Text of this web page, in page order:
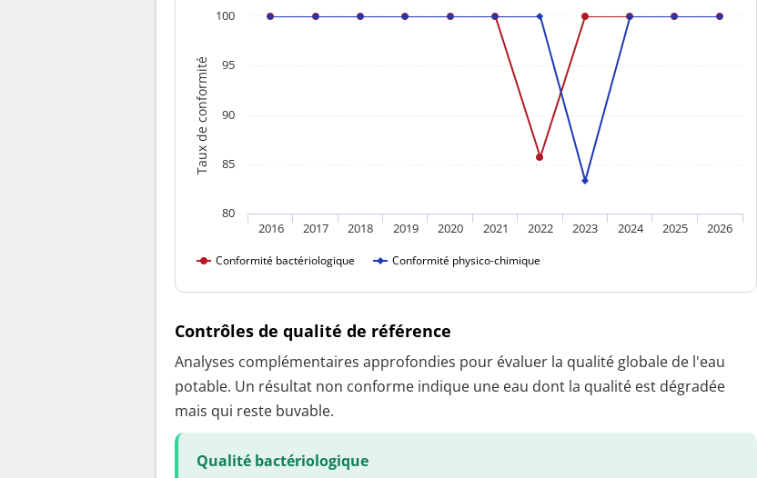
Taux de conformité
Conformité bactériologique Conformité physico-chimique
2016 2017 2018 2019 2020 2021 2022 2023 2024 2025 2026
80
85
90
95
100
Contrôles de qualité de référence
Analyses complémentaires approfondies pour évaluer la qualité globale de l'eau
potable. Un résultat non conforme indique une eau dont la qualité est dégradée
mais qui reste buvable.
Qualité bactériologique